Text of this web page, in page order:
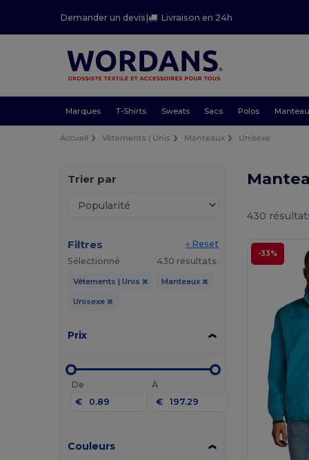
Demander un devis| Livraison en 24h
Marques T-Shirts Sweats Sacs Polos
Accueil Vêtements | Unis Manteaux Unisexe
Trier par
Filtres
« Reset
Sélectionné
430 résultats.
Vêtements | Unis Manteaux
Unisexe
Prix
De
€
À
€
Couleurs
430
-33%